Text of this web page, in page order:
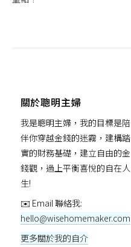
關於聰明主婦
我是聰明主婦，我的目標是陪
伴你穿越金錢的迷霧，建構踏
實的財務基礎，建立自由的金
錢觀，過上平衡喜悅的自在人
生!
✉️ Email 聯絡我:
hello@wisehomemaker.com
更多關於我的自介